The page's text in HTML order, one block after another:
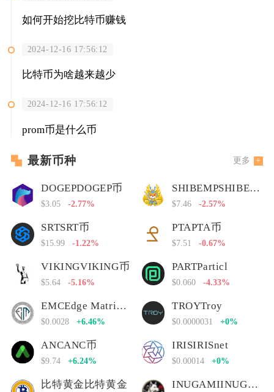
如何开始挖比特币赚钱
2024-12-16 17:56:12
比特币为啥越来越少
2024-12-16 17:56:12
prom币是什么币
最新币种 更多
DOGEPDOGEP币
$3.05 -2.77%
SHIBEMPSHIBEMP币
$7.46 -2.57%
SRTSRT币
$15.99 -1.22%
PTAPTA币
$7.51 -0.67%
VIKINGVIKING币
$5.64 -5.16%
PARTParticl
$0.060 -4.33%
EMCEdge Matrix Chain
$0.0028 +6.46%
TROYTroy
$0.0000031 +0%
ANCANC币
$9.74 +6.24%
IRISIRISnet
$0.00014 +0%
比特黄金比特黄金 INUGAMIINUGAMI币